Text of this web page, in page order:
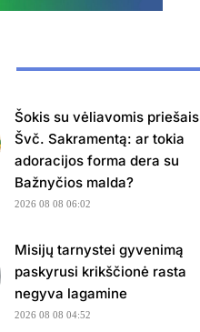
Šokis su vėliavomis priešais
Švč. Sakramentą: ar tokia
adoracijos forma dera su
Bažnyčios malda?
2026 08 08 06:02
Misijų tarnystei gyvenimą
paskyrusi krikščionė rasta
negyva lagamine
2026 08 08 04:52